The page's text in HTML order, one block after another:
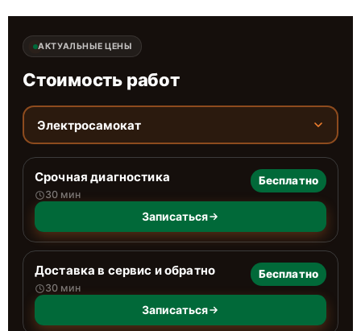
АКТУАЛЬНЫЕ ЦЕНЫ
Стоимость работ
Электросамокат
Срочная диагностика
30 мин
Бесплатно
Записаться
Доставка в сервис и обратно
30 мин
Бесплатно
Записаться